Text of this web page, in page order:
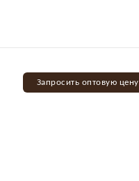
Запросить оптовую цену